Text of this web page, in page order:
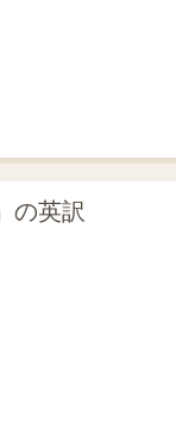
の英訳